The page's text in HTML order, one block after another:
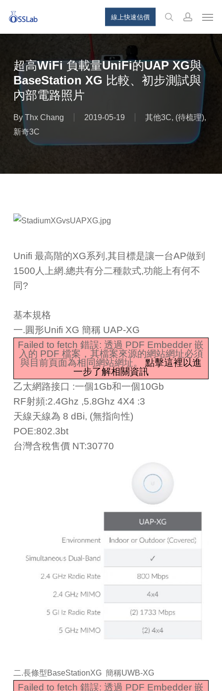
main
線上快速估價
searchaccount
超高WiFi 負載量UniFi的UAP XG與
BaseStation XG 比較、初步測試與
內部電路照片
By Thx Chang 2019-05-19 其他3C, (待梳理),
新奇3C
Unifi 最高階的XG系列,其目標是讓一台AP做到
1500人上網.總共有分二種款式,功能上有何不
同?
基本規格
一.圓形Unifi XG 簡稱 UAP-XG
Failed to fetch 錯誤: 透過 PDF Embedder 嵌
入的 PDF 檔案，其檔案來源的網站網址必須
與目前頁面為相同網站網址。 點擊這裡以進
一步了解相關資訊
乙太網路接口 :一個1Gb和一個10Gb
RF射頻:2.4Ghz ,5.8Ghz 4X4 :3
天線天線為 8 dBi, (無指向性)
POE:802.3bt
台灣含稅售價 NT:30770
二.長條型BaseStationXG 簡稱UWB-XG
Failed to fetch 錯誤: 透過 PDF Embedder 嵌